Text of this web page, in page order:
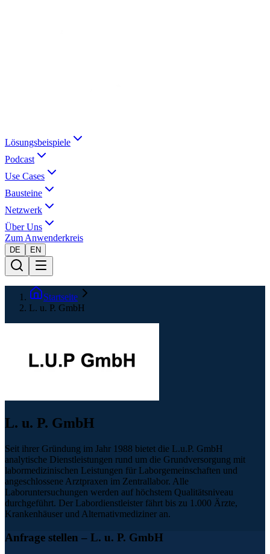
Lösungsbeispiele
Podcast
Use Cases
Bausteine
Netzwerk
Über Uns
Zum Anwenderkreis
DE EN
Startseite
L. u. P. GmbH
L. u. P. GmbH
Seit ihrer Gründung im Jahr 1988 bietet die L.u.P. GmbH
analytische Dienstleistungen rund um die Grundversorgung mit
labormedizinischen Leistungen für Laborgemeinschaften und
angeschlossene Arztpraxen im Zentrallabor. Alle
Laboruntersuchungen werden auf höchstem Qualitätsniveau
durchgeführt. Der Labordienstleister fährt bis zu 1.000 Ärzte,
Krankenhäuser und Alternativmediziner an.
Anfrage stellen – L. u. P. GmbH